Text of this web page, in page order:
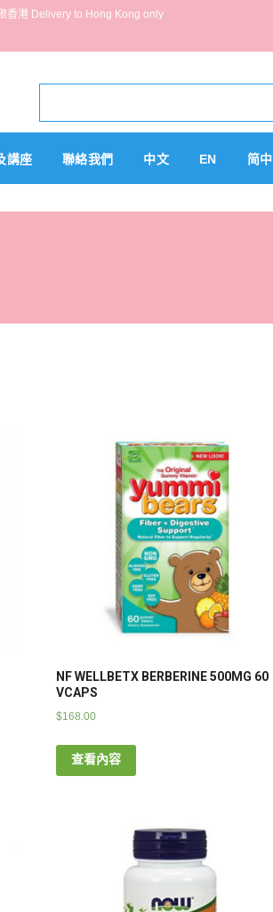
香港 Delivery to Hong Kong only
講座 聯絡我們 中文 EN 简中
NF WELLBETX BERBERINE 500MG 60
VCAPS
$168.00
查看內容